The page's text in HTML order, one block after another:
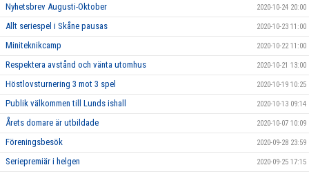
Nyhetsbrev Augusti-Oktober 2020-10-24 20:00
Allt seriespel i Skåne pausas 2020-10-23 11:00
Miniteknikcamp 2020-10-22 11:00
Respektera avstånd och vänta utomhus 2020-10-21 13:00
Höstlovsturnering 3 mot 3 spel 2020-10-19 10:25
Publik välkommen till Lunds ishall 2020-10-13 09:14
Årets domare är utbildade 2020-10-07 10:09
Föreningsbesök 2020-09-28 23:59
Seriepremiär i helgen 2020-09-25 17:15